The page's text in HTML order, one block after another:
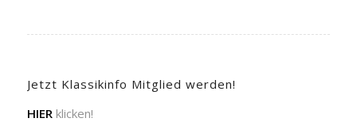
Jetzt Klassikinfo Mitglied werden!
HIER klicken!